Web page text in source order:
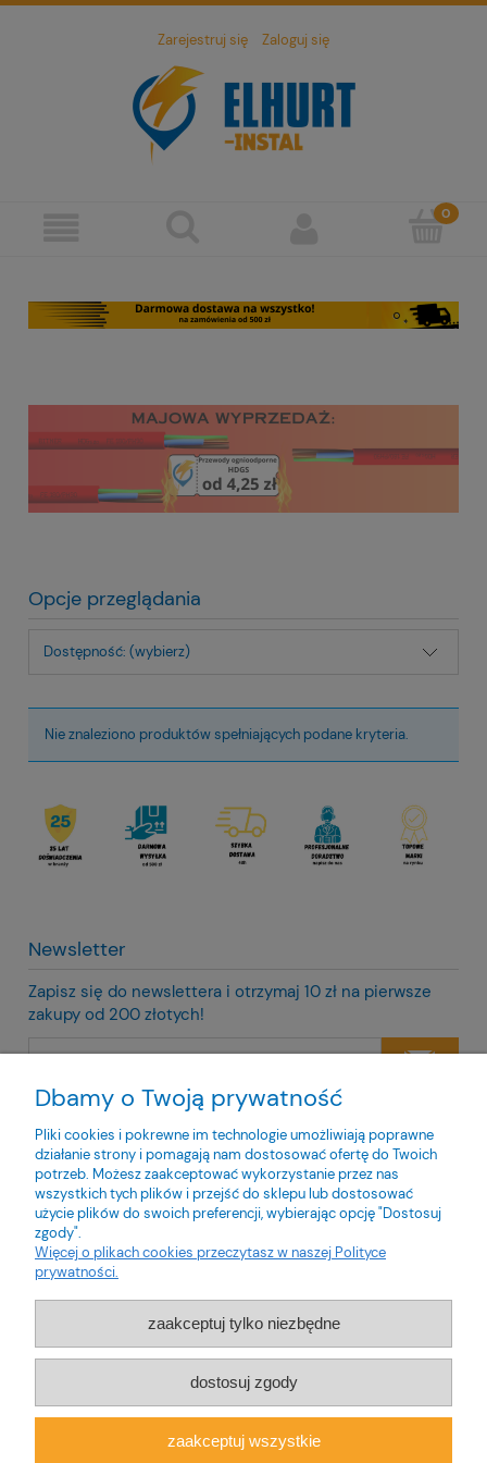
Zarejestruj się Zaloguj się
Opcje przeglądania
Dostępność: (wybierz)
Nie znaleziono produktów spełniających podane kryteria.
Newsletter
Zapisz się do newslettera i otrzymaj 10 zł na pierwsze
zakupy od 200 złotych!
Twoje dane będą przetwarzane zgodnie z nasząpolityką
prywatności
Pomoc
Moje konto
Dbamy o Twoją prywatność
Pliki cookies i pokrewne im technologie umożliwiają poprawne
działanie strony i pomagają nam dostosować ofertę do Twoich
potrzeb. Możesz zaakceptować wykorzystanie przez nas
wszystkich tych plików i przejść do sklepu lub dostosować
użycie plików do swoich preferencji, wybierając opcję "Dostosuj
zgody".
Więcej o plikach cookies przeczytasz w naszej Polityce
prywatności.
zaakceptuj tylko niezbędne
dostosuj zgody
zaakceptuj wszystkie